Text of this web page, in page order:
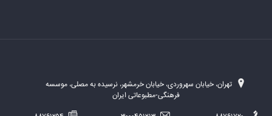
تهران، خیابان سهروردی، خیابان خرمشهر، نرسیده به مصلی، موسسه
فرهنگی-مطبوعاتی ایران